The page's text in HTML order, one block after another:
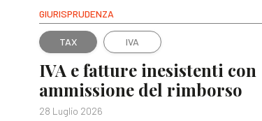
GIURISPRUDENZA
TAX IVA
IVA e fatture inesistenti con
ammissione del rimborso
28 Luglio 2026